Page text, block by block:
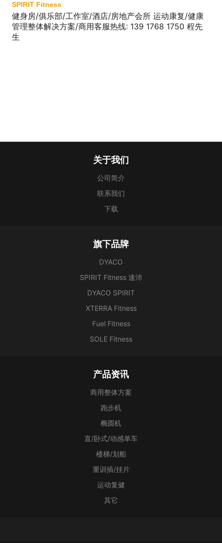
SPIRIT Fitness
健身房/俱乐部/工作室/酒店/房地产会所 运动康复/健康
管理整体解决方案/商用客服热线: 139 1768 1750 程先
生
关于我们
公司简介
联系我们
下载
旗下品牌
DYACO
SPIRIT Fitness 速沛
DYACO SPIRIT
XTERRA Fitness
Fuel Fitness
SOLE Fitness
产品资讯
商用整体方案
跑步机
椭圆机
直/卧式/动感单车
楼梯/划船
重训插/挂片
运动复健
其它